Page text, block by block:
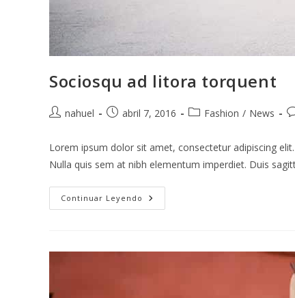
Sociosqu ad litora torquent
nahuel abril 7, 2016 Fashion / News
Lorem ipsum dolor sit amet, consectetur adipiscing
Nulla quis sem at nibh elementum imperdiet. Duis
Continuar Leyendo